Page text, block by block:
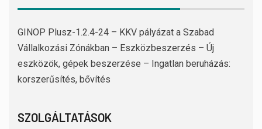
GINOP Plusz-1.2.4-24 – KKV pályázat a Szabad
Vállalkozási Zónákban – Eszközbeszerzés – Új
eszközök, gépek beszerzése – Ingatlan beruházás:
korszerűsítés, bővítés
SZOLGÁLTATÁSOK